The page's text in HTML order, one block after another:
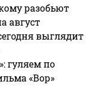
разобьют
август
выглядит
гуляем по
«Вор»